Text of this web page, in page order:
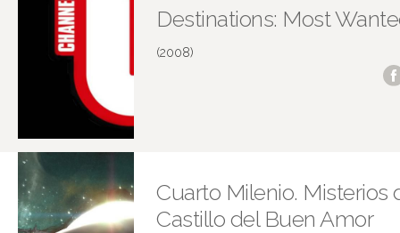
Destinations: Most
(2008)
Cuarto Milenio. Misterios
Castillo del Buen Amor